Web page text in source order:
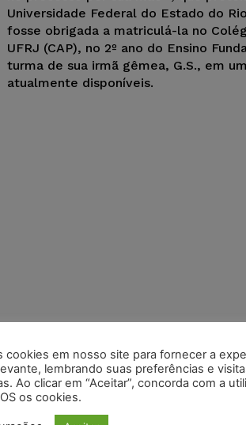
Universidade Federal do Estado do
fosse obrigada a matriculá-la no
UFRJ (CAP), no 2º ano do Ensino
turma de sua irmã gêmea, G.S., em
atualmente disponíveis.
cookies em nosso site para fornecer a
lembrando suas preferências e
Ao clicar em “Aceitar”, concorda com a
os cookies.